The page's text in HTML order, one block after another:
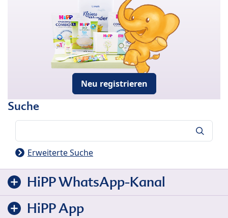
Neu registrieren
Suche
Erweiterte Suche
HiPP WhatsApp-Kanal
HiPP App